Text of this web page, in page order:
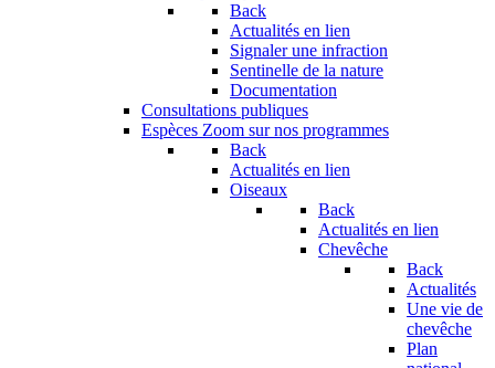
Back
Actualités en lien
Signaler une infraction
Sentinelle de la nature
Documentation
Consultations publiques
Espèces Zoom sur nos programmes
Back
Actualités en lien
Oiseaux
Back
Actualités en lien
Chevêche
Back
Actualités
Une vie de
chevêche
Plan